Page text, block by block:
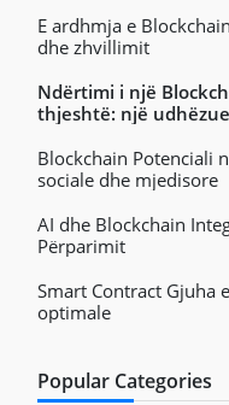
E ardhmja e
dhe zhvillimit
Ndërtimi i një
thjeshtë: një
Blockchain Potenciali
sociale dhe mjedisore
AI dhe Blockchain
Përparimit
Smart Contract Gjuha
optimale
Popular Categories